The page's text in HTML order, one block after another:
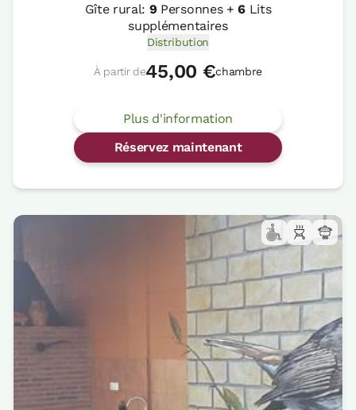
Gîte rural: 9 Personnes +6Lits
supplémentaires
Distribution
À partir de45,00 €chambre
Plus d'information
Réservez maintenant